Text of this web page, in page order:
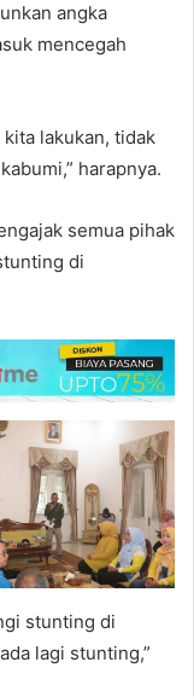
angka
mencegah
lakukan, tidak
harapnya.
semua pihak
di
stunting di
lagi stunting,”